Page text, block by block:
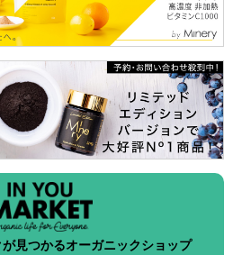
見つかるオーガニックショップ